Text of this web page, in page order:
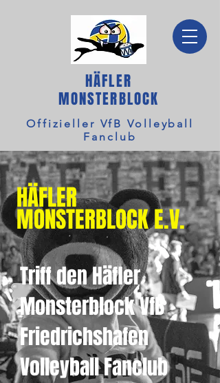
HÄFLER
MONSTERBLOCK
Offizieller VfB Volleyball
Fanclub
HÄFLER
MONSTERBLOCK E.V.
Triff den Häfler
Monsterblock VfB
Friedrichshafen
Volleyball Fanclub